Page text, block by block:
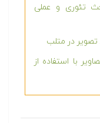
تئوری و عملی
در متلب
با استفاده از